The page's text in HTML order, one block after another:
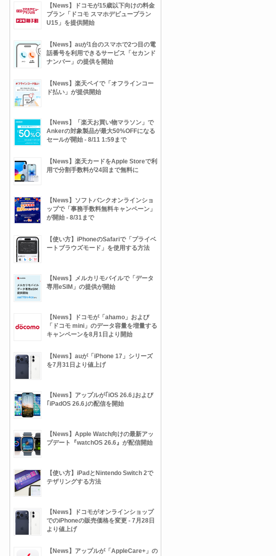
【News】ドコモが15歳以下向けの料金
プラン「ドコモ スマホデビュープラン
U15」を提供開始
【News】auが1台のスマホで2つ目の電
話番号を利用できるサービス「セカンド
ナンバー」の提供を開始
【News】楽天ペイで「オフラインコー
ド払い」が提供開始
【News】「楽天お買い物マラソン」で
Ankerの対象製品が最大50%OFFになる
セールが開始 - 8/11 1:59まで
【News】楽天カードをApple Storeで利
用で分割手数料が24回まで無料に
【News】ソフトバンクオンラインショ
ップで「事務手数料無料キャンペーン」
が開始 - 8/31まで
【使い方】iPhoneのSafariで「プライベ
ートブラウズモード」を使用する方法
【News】メルカリモバイルで「データ
専用eSIM」の提供が開始
【News】ドコモが「ahamo」および
「ドコモ mini」のデータ容量を増量する
キャンペーンを8月1日より開始
【News】auが「iPhone 17」シリーズ
を7月31日より値上げ
【News】アップルが｢iOS 26.6｣および
｢iPadOS 26.6｣の配信を開始
【News】Apple Watch向けの最新アッ
プデート『watchOS 26.6』が配信開始
【使い方】iPadとNintendo Switch 2で
テザリングする方法
【News】ドコモがオンラインショップ
でのiPhoneの販売価格を変更 - 7月28日
より値上げ
【News】アップルが「AppleCare+」の